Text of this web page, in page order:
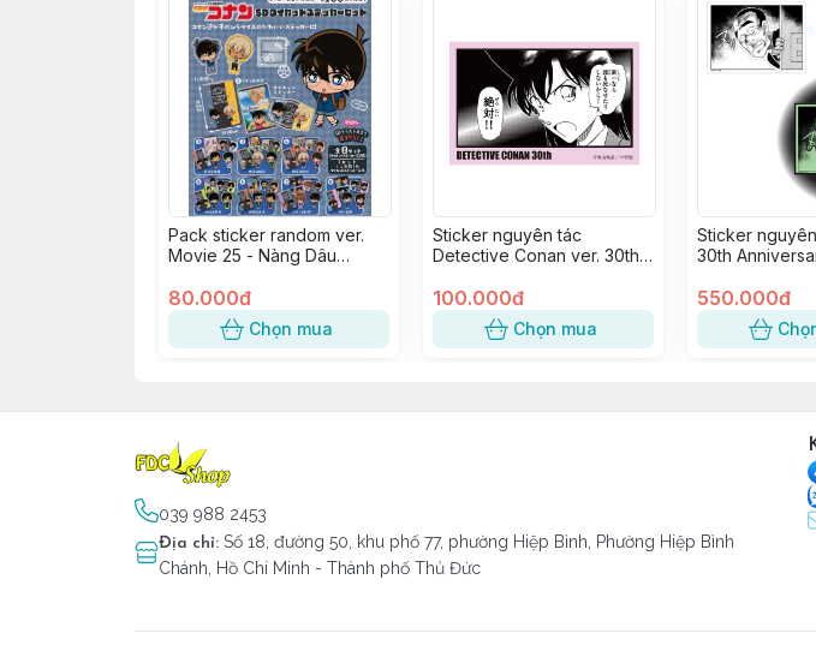
Pack sticker random ver.
Movie 25 - Nàng Dâu
80.000đ
Chọn mua
Sticker nguyên tác
Detective Conan ver. 30th
Ran
100.000đ
Chọn mua
Sticker
30th
(dạ quang)
550.000đ
039 988 2453
Địa chỉ: Số 18, đường 50, khu phố 77, phường Hiệp Bình, Phường Hiệp Bình
Chánh, Hồ Chí Minh - Thành phố Thủ Đức